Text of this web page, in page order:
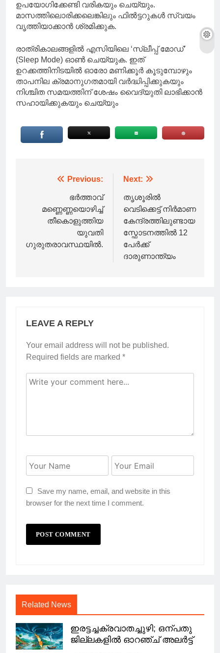
ഉപയോഗിക്കേണ്ടി വരികയും ചെയ്യും.
മാസത്തിലൊരിക്കലെങ്കിലും ഫിൽട്ടറുകൾ സ്വയം
വൃത്തിയാക്കാൻ ശ്രമിക്കുക.
രാത്രികാലങ്ങളിൽ എസിയിലെ ‘സ്ലീപ്പ് മോഡ്’
(Sleep Mode) ഓൺ ചെയ്യുക. ഇത്
ഉറക്കത്തിനിടയിൽ ഓരോ മണിക്കൂർ കൂടുമ്പോഴും
താപനില ക്രമാനുഗതമായി വർദ്ധിപ്പിക്കുകയും
നിശ്ചിത സമയത്തിന് ശേഷം വൈദ്യുതി ലാഭിക്കാൻ
സഹായിക്കുകയും ചെയ്യും
navigation
Previous:
ഭർത്താവ്
മണ്ണെണ്ണയൊഴിച്ച്
തീകൊളുത്തിയ
യുവതി
ഗുരുതരാവസ്ഥയിൽ.
Next:
തൃശൂരില്‍
വെടിക്കെട്ട് നിര്‍മാണ
കേന്ദ്രത്തിലുണ്ടായ
സ്ഫോടനത്തില്‍ 12
പേര്‍ക്ക്
ദാരുണാന്ത്യം
LEAVE A REPLY
Your email address will not be published.
Required fields are marked *
Save my name, email, and website in this
browser for the next time I comment.
Related News
ഇരട്ടച്ചക്രവാതച്ചുഴി; ഒന്പതു
ജില്ലകളില്‍ ഓറഞ്ച് അലര്‍ട്ട്